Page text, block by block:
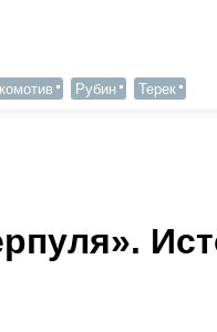
Рубин Терек